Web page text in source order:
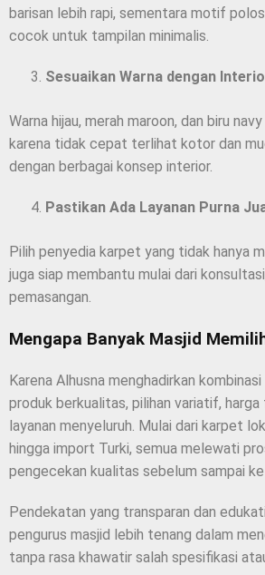
barisan lebih rapi, sementara motif
cocok untuk tampilan minimalis.
Sesuaikan Warna dengan
Warna hijau, merah maroon, dan biru
karena tidak cepat terlihat kotor dan
dengan berbagai konsep interior.
Pastikan Ada Layanan Purna
Pilih penyedia karpet yang tidak hanya
juga siap membantu mulai dari
pemasangan.
Mengapa Banyak Masjid
Karena Alhusna menghadirkan
produk berkualitas, pilihan variatif,
layanan menyeluruh. Mulai dari karpet
hingga import Turki, semua melewati
pengecekan kualitas sebelum sampai
Pendekatan yang transparan dan
pengurus masjid lebih tenang dalam
tanpa rasa khawatir salah spesifikasi